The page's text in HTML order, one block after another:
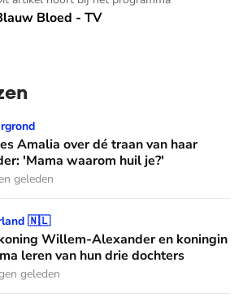
Bloed - TV
dé traan van haar moeder: 'Mama
Amalia over dé traan van haar
'Mama waarom huil je?'
geleden
Alexander en koningin Máxima leren
🇳🇱
Willem-Alexander en koningin
leren van hun drie dochters
geleden